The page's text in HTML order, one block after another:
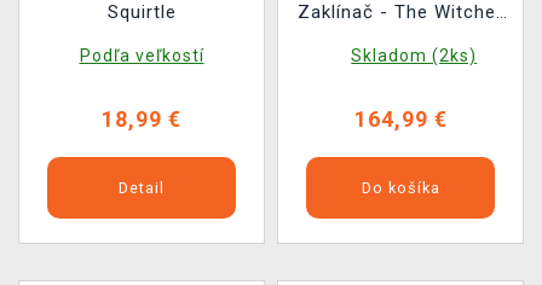
Squirtle
Podľa veľkostí
18,99 €
Detail
Zaklínač - The Witcher
Monster Slayer Kit
Skladom (2ks)
164,99 €
Do košíka